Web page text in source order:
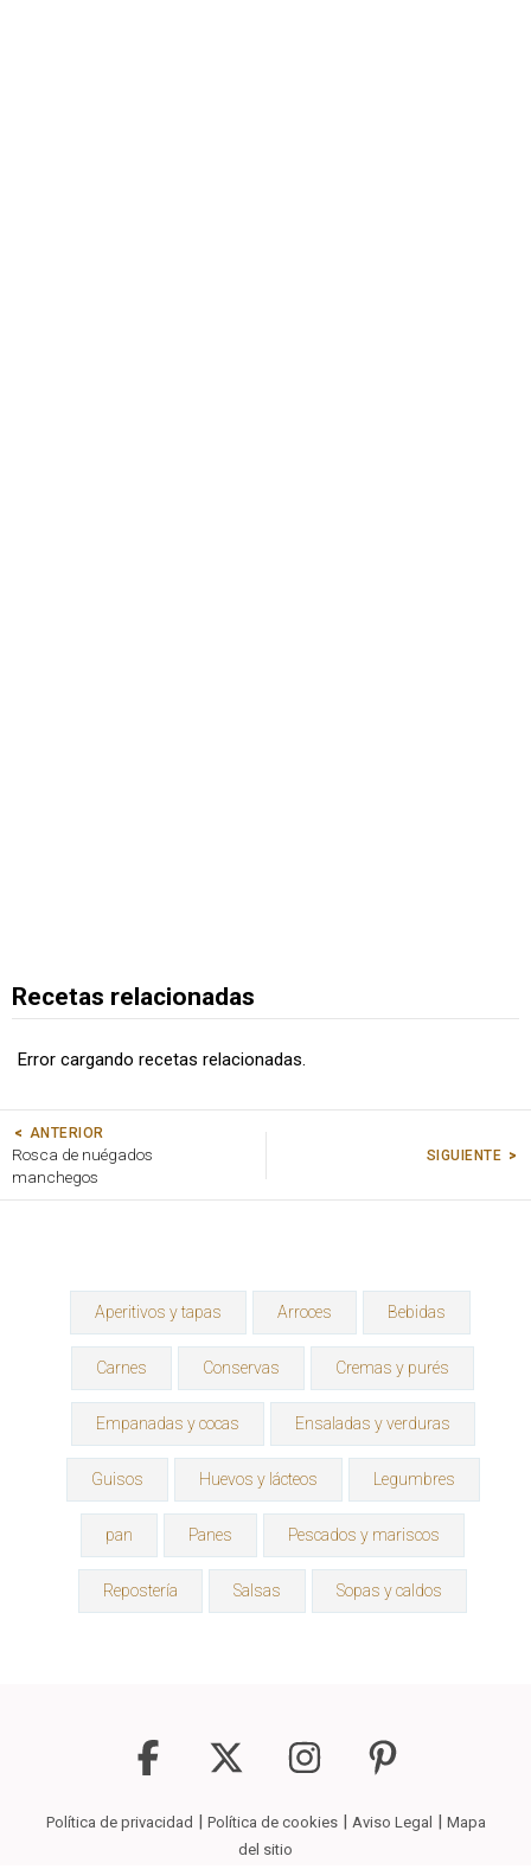
Recetas relacionadas
Error cargando recetas relacionadas.
ANTERIOR
Rosca de nuégados
manchegos
SIGUIENTE
Aperitivos y tapas Arroces Bebidas
Carnes Conservas Cremas y purés
Empanadas y cocas Ensaladas y verduras
Guisos Huevos y lácteos Legumbres
pan Panes Pescados y mariscos
Repostería Salsas Sopas y caldos
Política de privacidad | Política de cookies| Aviso Legal | Mapa
del sitio